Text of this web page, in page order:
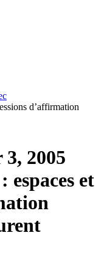
d’affirmation
2005
espaces et